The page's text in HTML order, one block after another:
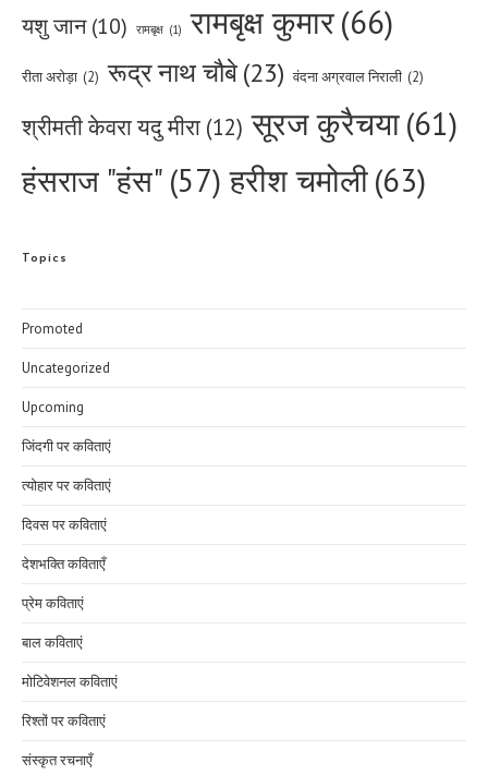
यशु जान (10) रामबृक्ष (1) रामबृक्ष कुमार(66)
रीता अरोड़ा (2) रूद्र नाथ चौबे(23) वंदना अग्रवाल निराली (2)
श्रीमती केवरा यदु मीरा (12) सूरज कुरैचया(61)
हंसराज "हंस" (57) हरीश चमोली(63)
Topics
Promoted
Uncategorized
Upcoming
जिंदगी पर कविताएं
त्योहार पर कविताएं
दिवस पर कविताएं
देशभक्ति कविताएँ
प्रेम कविताएं
बाल कविताएं
मोटिवेशनल कविताएं
रिश्तों पर कविताएं
संस्कृत रचनाएँ